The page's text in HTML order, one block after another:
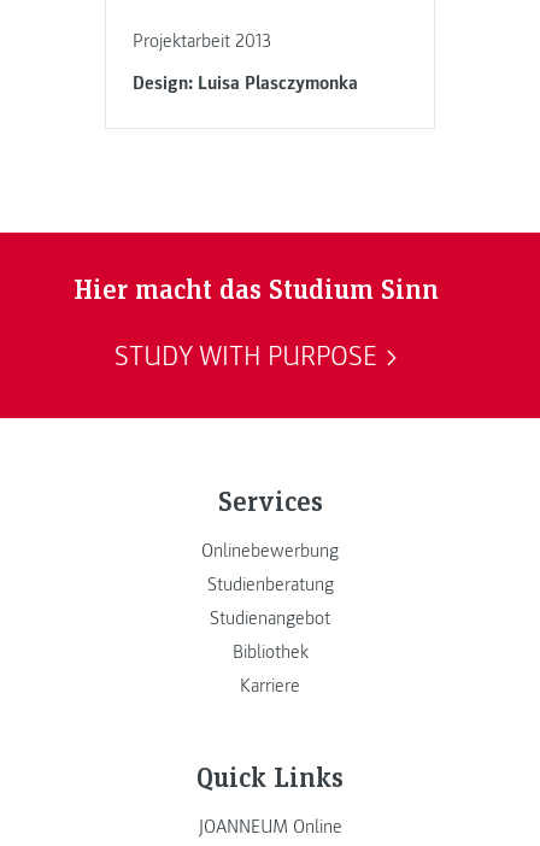
Projektarbeit 2013
Design: Luisa Plasczymonka
Hier macht das Studium Sinn
STUDY WITH PURPOSE
Services
Onlinebewerbung
Studienberatung
Studienangebot
Bibliothek
Karriere
Quick Links
JOANNEUM Online